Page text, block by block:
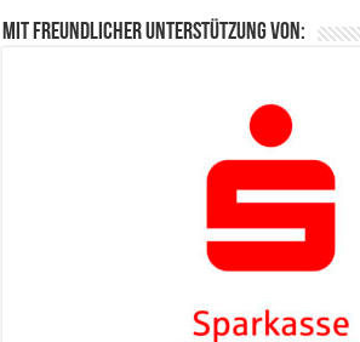
Mit freundlicher Unterstützung von: